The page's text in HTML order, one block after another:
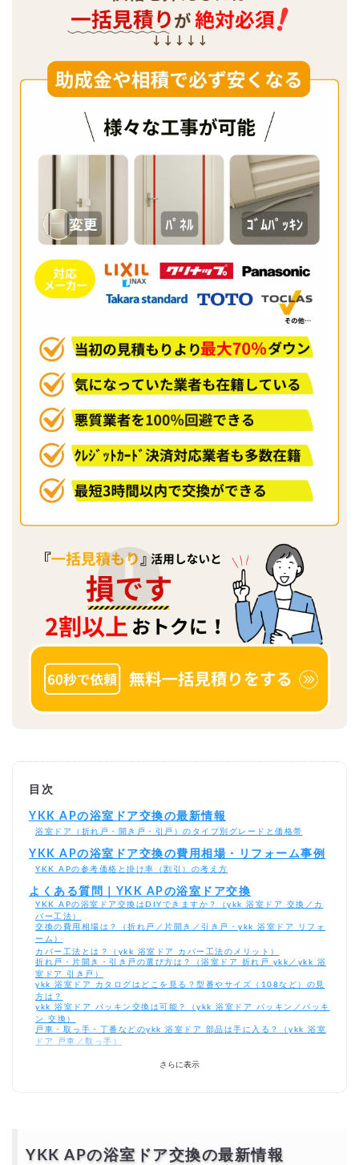
目次
YKK APの浴室ドア交換の最新情報
浴室ドア（折れ戸・開き戸・引戸）のタイプ別グレードと価格帯
YKK APの浴室ドア交換の費用相場・リフォーム事例
YKK APの参考価格と掛け率（割引）の考え方
よくある質問｜YKK APの浴室ドア交換
YKK APの浴室ドア交換はDIYできますか？（ykk 浴室ドア 交換／カ
バー工法）
交換の費用相場は？（折れ戸／片開き／引き戸・ykk 浴室ドア リフォ
ーム）
カバー工法とは？（ykk 浴室ドア カバー工法のメリット）
折れ戸・片開き・引き戸の選び方は？（浴室ドア 折れ戸 ykk／ykk 浴
室ドア 引き戸）
ykk 浴室ドア カタログはどこを見る？型番やサイズ（108など）の見
方は？
ykk 浴室ドア パッキン交換は可能？（ykk 浴室ドア パッキン／パッキ
ン 交換）
戸車・取っ手・丁番などのykk 浴室ドア 部品は手に入る？（ykk 浴室
ドア 戸車／取っ手）
ykk 浴室ドア サニセーフとは？（シリーズ・仕様の呼称について）
という検索語との違い）
補助金・助成は使える？（バリアフリー／段差解消・引き戸化）
さらに表示
YKK APの浴室ドア交換の最新情報